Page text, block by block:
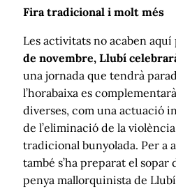
Fira tradicional i molt més
Les activitats no acaben aquí
de novembre, Llubí
una jornada que tendrà
l’horabaixa es
diverses, com una actuació
de l’eliminació de la
tradicional bunyolada. Per a
també s’ha preparat el sopar
penya mallorquinista de